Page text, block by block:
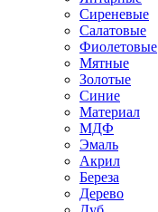
Сиреневые
Салатовые
Фиолетовые
Мятные
Золотые
Синие
Материал
МДФ
Эмаль
Акрил
Береза
Дерево